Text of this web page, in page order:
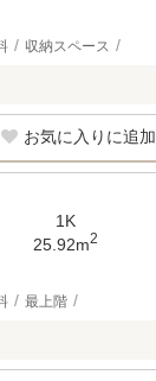
収納スペース
お気に入りに追加
1K
25.92m2
最上階